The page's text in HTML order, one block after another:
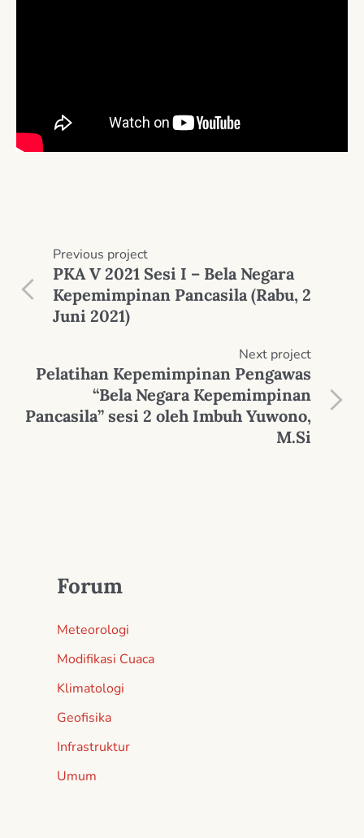
Previous project
PKA V 2021 Sesi I – Bela Negara
Kepemimpinan Pancasila (Rabu, 2
Juni 2021)
Next project
Pelatihan Kepemimpinan Pengawas
“Bela Negara Kepemimpinan
Pancasila” sesi 2 oleh Imbuh Yuwono,
M.Si
Forum
Meteorologi
Modifikasi Cuaca
Klimatologi
Geofisika
Infrastruktur
Umum